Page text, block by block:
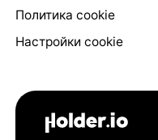
Политика cookie
Настройки cookie